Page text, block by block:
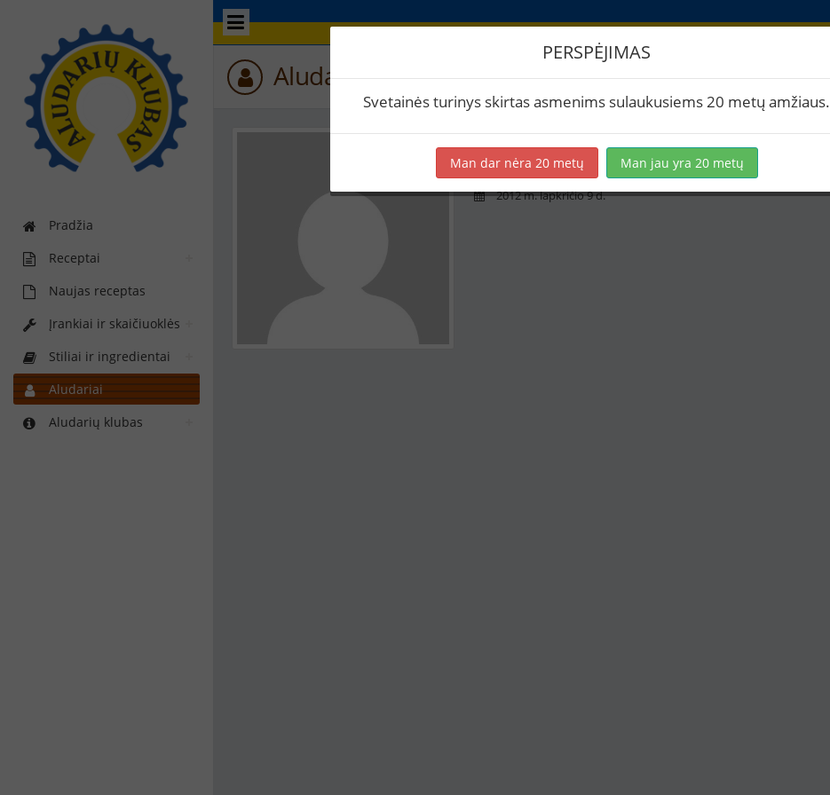
Pradžia
Receptai
Naujas receptas
Įrankiai ir skaičiuoklės
Stiliai ir ingredientai
Aludariai
Aludarių klubas
Aludario paskyra
murkalus
2012 m. lapkričio 9 d.
PERSPĖJIMAS
Svetainės turinys skirtas asmenims sulaukusiems 20 metų amžiaus.
Man dar nėra 20 metų Man jau yra 20 metų